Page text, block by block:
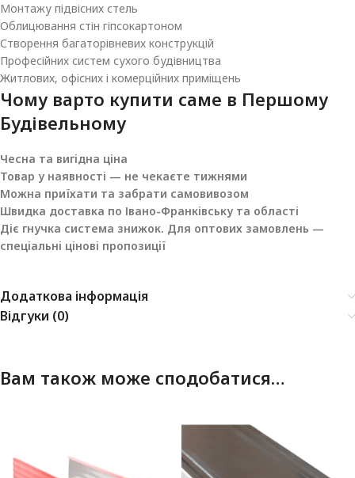
Монтажу підвісних стель
Облицювання стін гіпсокартоном
Створення багаторівневих конструкцій
Професійних систем сухого будівництва
Житлових, офісних і комерційних приміщень
Чому варто купити саме в Першому
Будівельному
Чесна та вигідна ціна
Товар у наявності — не чекаєте тижнями
Можна приїхати та забрати самовивозом
Швидка доставка по Івано-Франківську та області
Діє гнучка система знижок. Для оптових замовлень —
спеціальні цінові пропозиції
Додаткова інформація
Відгуки (0)
Вам також може сподобатися…